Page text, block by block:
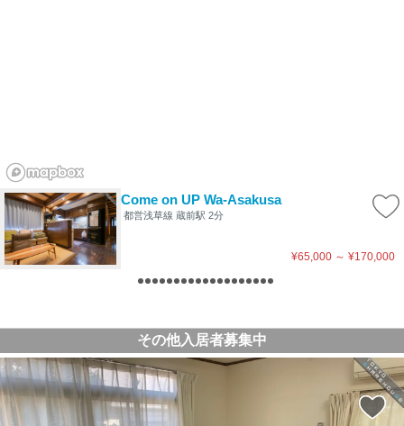
Come on UP Wa-Asakusa
¥65,000 ～ ¥170,000
都営浅草線 蔵前駅 2分
その他入居者募集中